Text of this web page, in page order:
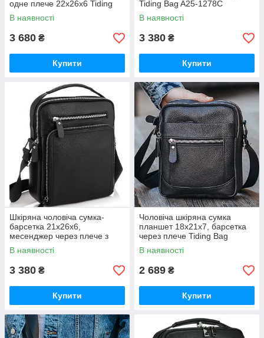
одне плече 22x26x6 Tiding
Bag 75-5271 чорна
В наявності
3 680 ₴
Купити
Tiding Bag A25-1278C
В наявності
3 380 ₴
Купити
Шкіряна чоловіча сумка-
барсетка 21х26х6,
месенджер через плече з
ручкою Tiding Bag M32432
чорний
В наявності
3 380 ₴
Купити
Чоловіча шкіряна сумка
планшет 18х21х7, барсетка
через плече Tiding Bag
LA3314-1BL чорна
В наявності
2 689 ₴
Купити